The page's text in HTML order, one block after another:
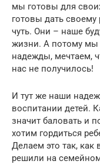
мы готовы для
готовы дать своему
чуть. Они – наше
жизни. А потому мы
надежды, мечтаем,
нас не получилось!
И тут же наши
воспитании детей.
значит баловать и
хотим гордиться
Делаем это так, как
решили на